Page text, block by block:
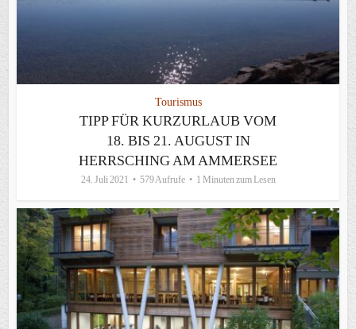
Tourismus
TIPP FÜR KURZURLAUB VOM
18. BIS 21. AUGUST IN
HERRSCHING AM AMMERSEE
24. Juli 2021 579 Aufrufe 1 Minuten zum Lesen